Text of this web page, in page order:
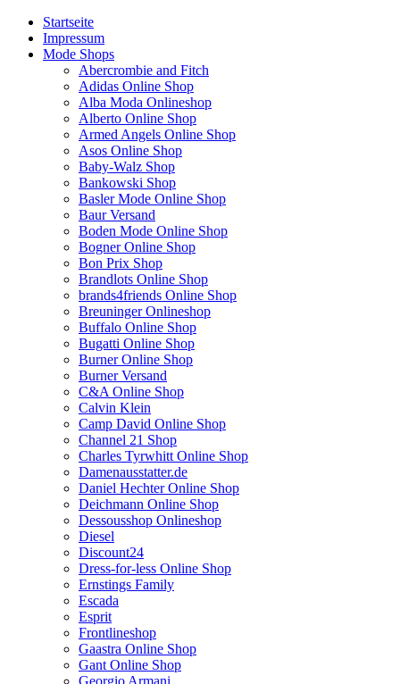
Startseite
Impressum
Mode Shops
Abercrombie and Fitch
Adidas Online Shop
Alba Moda Onlineshop
Alberto Online Shop
Armed Angels Online Shop
Asos Online Shop
Baby-Walz Shop
Bankowski Shop
Basler Mode Online Shop
Baur Versand
Boden Mode Online Shop
Bogner Online Shop
Bon Prix Shop
Brandlots Online Shop
brands4friends Online Shop
Breuninger Onlineshop
Buffalo Online Shop
Bugatti Online Shop
Burner Online Shop
Burner Versand
C&A Online Shop
Calvin Klein
Camp David Online Shop
Channel 21 Shop
Charles Tyrwhitt Online Shop
Damenausstatter.de
Daniel Hechter Online Shop
Deichmann Online Shop
Dessousshop Onlineshop
Diesel
Discount24
Dress-for-less Online Shop
Ernstings Family
Escada
Esprit
Frontlineshop
Gaastra Online Shop
Gant Online Shop
Georgio Armani